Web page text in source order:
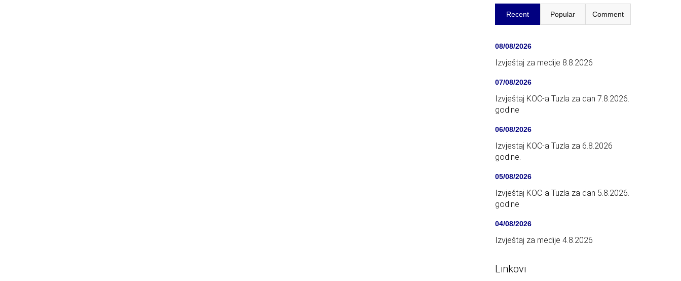
Recent Popular Comment
08/08/2026
Izvještaj za medije 8.8.2026
07/08/2026
Izvještaj KOC-a Tuzla za dan 7.8.2026.
godine
06/08/2026
Izvjestaj KOC-a Tuzla za 6.8.2026
godine.
05/08/2026
Izvještaj KOC-a Tuzla za dan 5.8.2026.
godine
04/08/2026
Izvještaj za medije 4.8.2026
Linkovi